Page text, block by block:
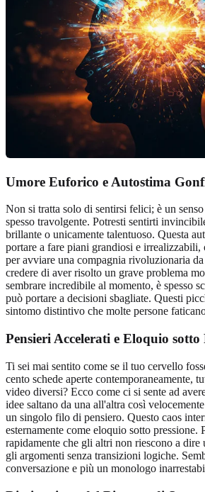
Umore Euforico e Autostima
Non si tratta solo di sentirsi felici; è un
spesso travolgente. Potresti sentirti
brillante o unicamente talentuoso. Questa
portare a fare piani grandiosi e irrealizzabili,
per avviare una compagnia rivoluzionaria
credere di aver risolto un grave problema
sembrare incredibile al momento, è spesso
può portare a decisioni sbagliate. Questi
sintomo distintivo che molte persone
Pensieri Accelerati e Eloquio sotto
Ti sei mai sentito come se il tuo cervello
cento schede aperte contemporaneamente,
video diversi? Ecco come ci si sente ad
idee saltano da una all'altra così
un singolo filo di pensiero. Questo caos
esternamente come eloquio sotto pressione.
rapidamente che gli altri non riescono a dire
gli argomenti senza transizioni logiche.
conversazione e più un monologo